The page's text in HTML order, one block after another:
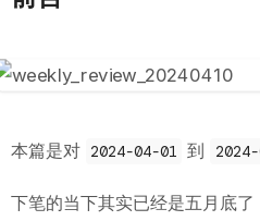
本篇是对 2024-04-01 到
下笔的当下其实已经是五月底